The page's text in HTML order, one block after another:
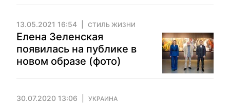
13.05.2021 16:54 СТИЛЬ ЖИЗНИ
Елена Зеленская
появилась на публике в
новом образе (фото)
30.07.2020 13:06 УКРАИНА